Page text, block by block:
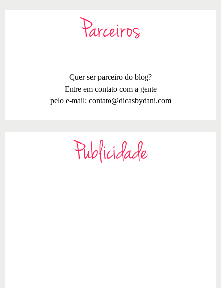
Parceiros
Quer ser parceiro do blog?
Entre em contato com a gente
pelo e-mail: contato@dicasbydani.com
Publicidade